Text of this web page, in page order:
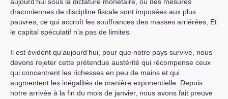
aujourd’hui sous la dictature monétaire, où des mesures
draconiennes de discipline fiscale sont imposées aux plus
pauvres, ce qui accroît les souffrances des masses arriérées, Et
le capital spéculatif n’a pas de limites.
Il est évident qu’aujourd’hui, pour que notre pays survive, nous
devons rejeter cette prétendue austérité qui récompense ceux
qui concentrent les richesses en peu de mains et qui
augmentent les inégalités de manière exponentielle. Depuis
notre arrivée à la fin du mois de janvier, nous avons fait preuve